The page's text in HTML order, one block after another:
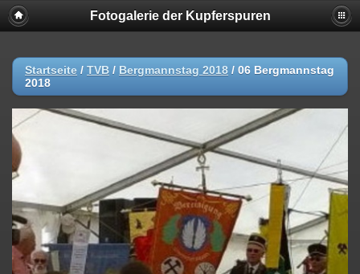
Fotogalerie der Kupferspuren
Startseite / TVB / Bergmannstag 2018 / 06 Bergmannstag
2018